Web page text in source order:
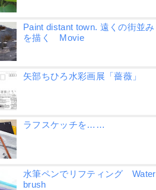
Paint distant town. 遠くの街並み
を描く Movie
矢部ちひろ水彩画展「薔薇」
ラフスケッチを……
水筆ペンでリフティング Water
brush